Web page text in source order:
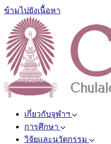
ข้ามไปยังเนื้อหา
เกี่ยวกับจุฬาฯ
การศึกษา
วิจัยและนวัตกรรม